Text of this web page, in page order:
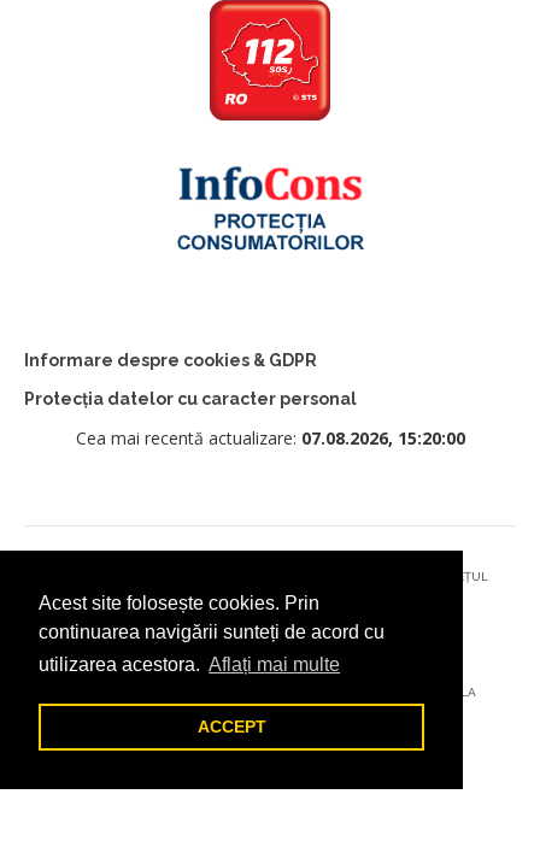
Acest site folosește cookies. Prin
continuarea navigării sunteți de acord cu
utilizarea acestora. Aflați mai multe
ACCEPT
Informare despre cookies & GDPR
Protecția datelor cu caracter personal
Cea mai recentă actualizare: 07.08.2026, 15:20:00
© 2026 - PRIMĂRIA MUNICIPIULUI CÂMPULUNG MOLDOVENESC, JUDEȚUL
SUCEAVA
AȚI ÎNTÂMPINAT O PROBLEMĂ TEHNICĂ? TRIMITEȚI-NE UN EMAIL LA
DIGITAL@ADDICTAD.RO